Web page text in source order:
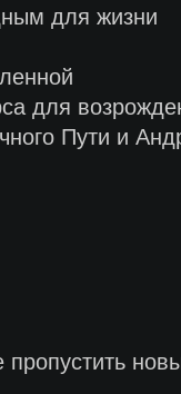
для жизни
для
Пути и